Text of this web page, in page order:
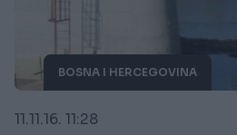
BOSNA I HERCEGOVINA
11.11.16. 11:28